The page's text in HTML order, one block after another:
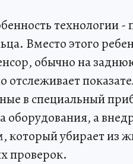
технологии
Вместо этого
обычно на
отслеживает
в специальный
оборудования, а
который убирает из
проверок.